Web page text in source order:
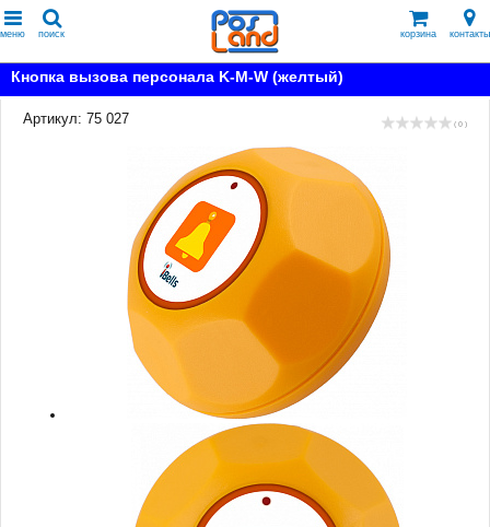
меню поиск корзина контакты
Кнопка вызова персонала K-M-W (желтый)
Артикул: 75 027 ( 0 )